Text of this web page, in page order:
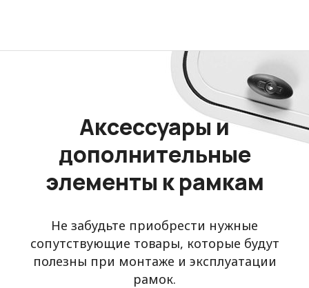
Аксессуары и
дополнительные
элементы к рамкам
Не забудьте приобрести нужные
сопутствующие товары, которые будут
полезны при монтаже и эксплуатации
рамок.